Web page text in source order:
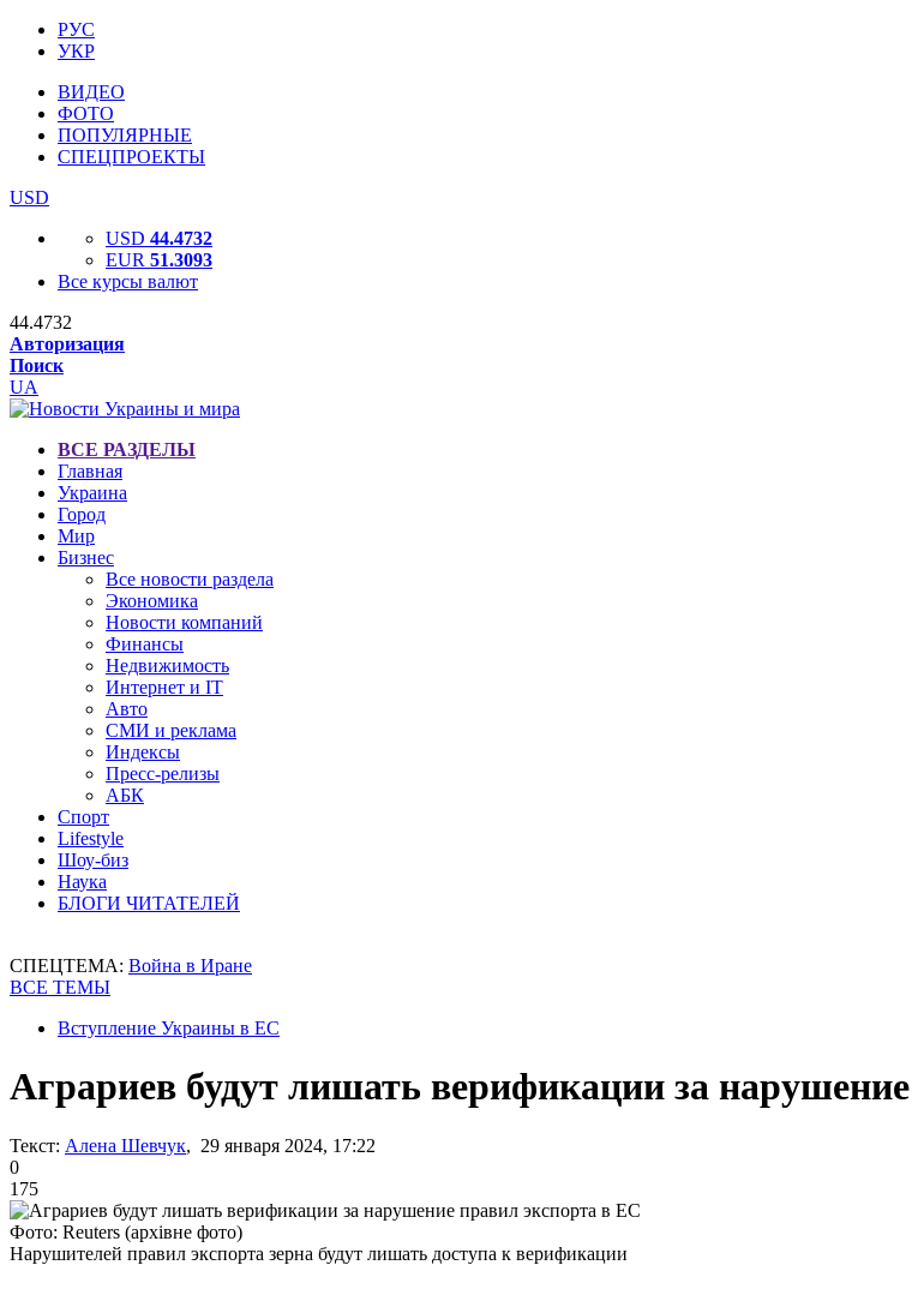
РУС
УКР
ВИДЕО
ФОТО
ПОПУЛЯРНЫЕ
СПЕЦПРОЕКТЫ
USD
USD 44.4732
EUR 51.3093
Все курсы валют
44.4732
Авторизация
Поиск
UA
ВСЕ РАЗДЕЛЫ
Главная
Украина
Город
Мир
Бизнес
Все новости раздела
Экономика
Новости компаний
Финансы
Недвижимость
Интернет и IT
Авто
СМИ и реклама
Индексы
Пресс-релизы
АБК
Спорт
Lifestyle
Шоу-биз
Наука
БЛОГИ ЧИТАТЕЛЕЙ
СПЕЦТЕМА: Война в Иране
ВСЕ ТЕМЫ
Вступление Украины в ЕС
Аграриев будут лишать верификации за
Текст: Алена Шевчук, 29 января 2024, 17:22
0
175
Фото: Reuters (архівне фото)
Нарушителей правил экспорта зерна будут лишать доступа к верификации